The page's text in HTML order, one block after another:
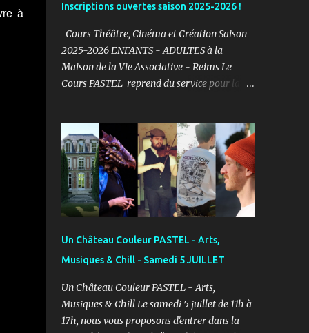
à
Inscriptions ouvertes saison 2025-2026 !
Cours Théâtre, Cinéma et Création Saison
2025-2026 ENFANTS - ADULTES à la
Maison de la Vie Associative - Reims Le
Cours PASTEL reprend du service pour la
ENFANTS et ADULTES avec un objectif
simple : Prendre du plaisir ! Fort de son
expérience, après avoir formé plusieurs
centaines d’élèves au Studio PASTEL
anciennement, le Cours PASTEL revient à la
Maison de la Vie Associative dans une salle
de 150m2 pour pratiquer confortablement
avec des élèves passionnés et curieux
d’apprendre. COURS ENFANTS Notre volonté
: permettre l'épanouissement de l'enfant à
travers cet art, qu'il puisse s'exprimer et
prendre confiance en lui en prenant du
Un Château Couleur PASTEL - Arts,
Musiques & Chill - Samedi 5 JUILLET
Un Château Couleur PASTEL - Arts,
Musiques & Chill Le samedi 5 juillet de 11h à
17h, nous vous proposons d'entrer dans la